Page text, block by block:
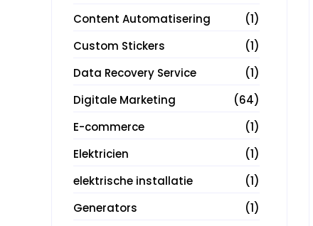
Content Automatisering
(1)
Custom Stickers
(1)
Data Recovery Service
(1)
Digitale Marketing
(64)
E-commerce
(1)
Elektricien
(1)
elektrische installatie
(1)
Generators
(1)